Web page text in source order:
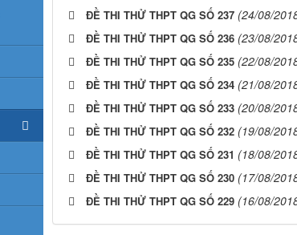
ĐỀ THI THỬ THPT QG SỐ 237 (24/08/
ĐỀ THI THỬ THPT QG SỐ 236 (23/08/
ĐỀ THI THỬ THPT QG SỐ 235 (22/08/
ĐỀ THI THỬ THPT QG SỐ 234 (21/08/
ĐỀ THI THỬ THPT QG SỐ 233 (20/08/
ĐỀ THI THỬ THPT QG SỐ 232 (19/08/
ĐỀ THI THỬ THPT QG SỐ 231 (18/08/
ĐỀ THI THỬ THPT QG SỐ 230 (17/08/
ĐỀ THI THỬ THPT QG SỐ 229 (16/08/